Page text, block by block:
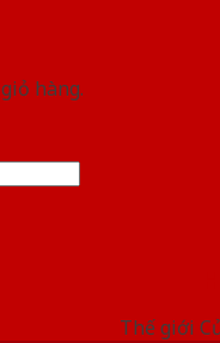
hàng.
Thế giới